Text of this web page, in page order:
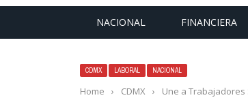
NACIONAL FINANCIERA
CDMX LABORAL NACIONAL
Home › CDMX › Une a Trabajadores